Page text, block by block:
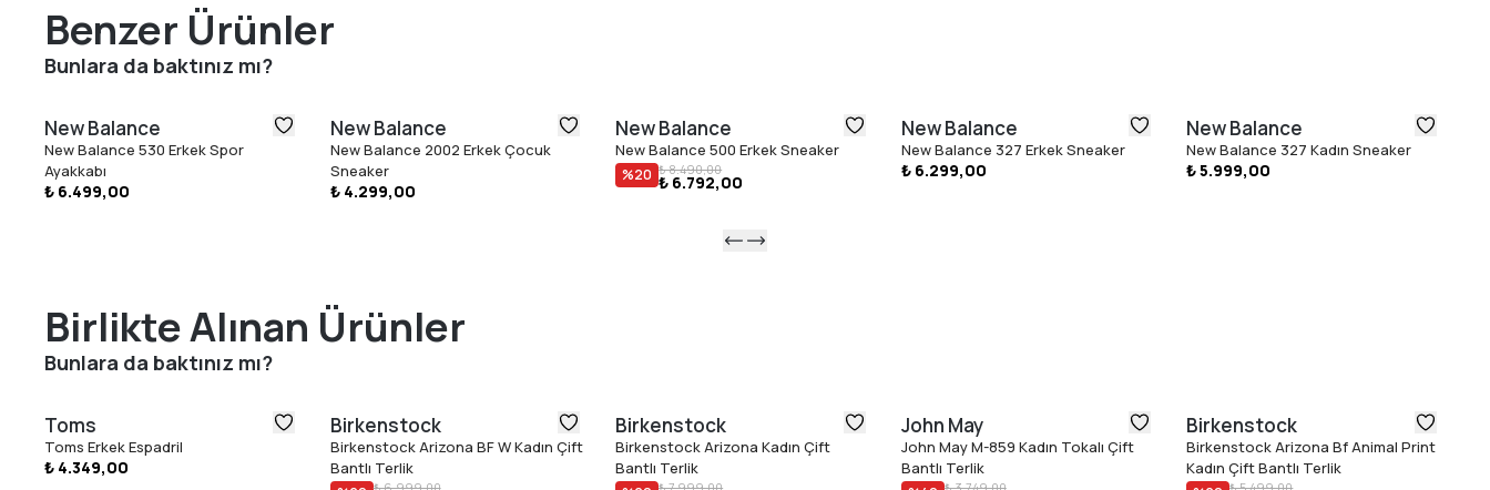
Benzer Ürünler
Bunlara da baktınız mı?
New Balance
New Balance 530 Erkek Spor
Ayakkabı
₺ 6.499,00
New Balance
New Balance 2002 Erkek Çocuk
Sneaker
₺ 4.299,00
New Balance
New Balance 500 Erkek Sneaker
%20 ₺ 8.490,00
₺ 6.792,00
New Balance
New Balance 327 Erkek Sneaker
₺ 6.299,00
New Balance
New Balance 327 Kadın Sneaker
₺ 5.999,00
Birlikte Alınan Ürünler
Bunlara da baktınız mı?
Toms
Toms Erkek Espadril
₺ 4.349,00
Birkenstock
Birkenstock Arizona BF W Kadın Çift
Bantlı Terlik
Birkenstock
Birkenstock Arizona Kadın Çift
Bantlı Terlik
John May
John May M-859 Kadın Tokalı Çift
Bantlı Terlik
Birkenstock
Birkenstock Arizona Bf Animal Print
Kadın Çift Bantlı Terlik